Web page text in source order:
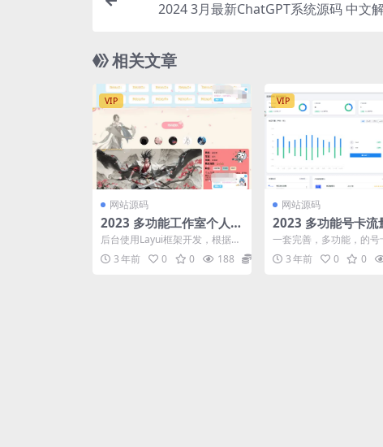
2024 3月最新ChatGPT系统源码 中文
相关文章
VIP
网站源码
2023 多功能工作室个人引
导页源码 后台版V2.4
后台使用Layui框架开发，根据大
家的建议已经把大家需要的功能
都加上了。
3 年前 0 0 188
VIP
网站源码
2023 多功能号卡流
广分销管理系统源码
一套完善，多功能，的号
系统，多接口，包括运营
口，无限三级代理，最简
3 年前 0 0